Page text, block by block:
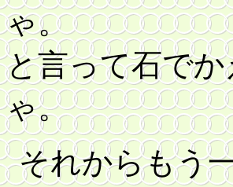
ゃ。
と言って石で
ゃ。
それからもう